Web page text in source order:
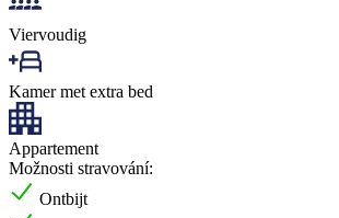
Viervoudig
Kamer met extra bed
Appartement
Možnosti stravování:
Ontbijt